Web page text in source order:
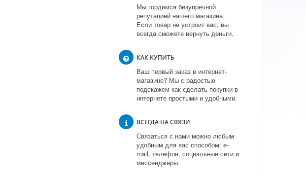
Мы гордимся безупречной
репутацией нашего магазина.
Если товар не устроит вас, вы
всегда сможете вернуть деньги.
КАК КУПИТЬ
Ваш первый заказ в интернет-
магазине? Мы с радостью
подскажем как сделать покупки в
интернете простыми и удобными.
ВСЕГДА НА СВЯЗИ
Связаться с нами можно любым
удобным для вас способом: e-
mail, телефон, социальные сети и
мессенджеры.